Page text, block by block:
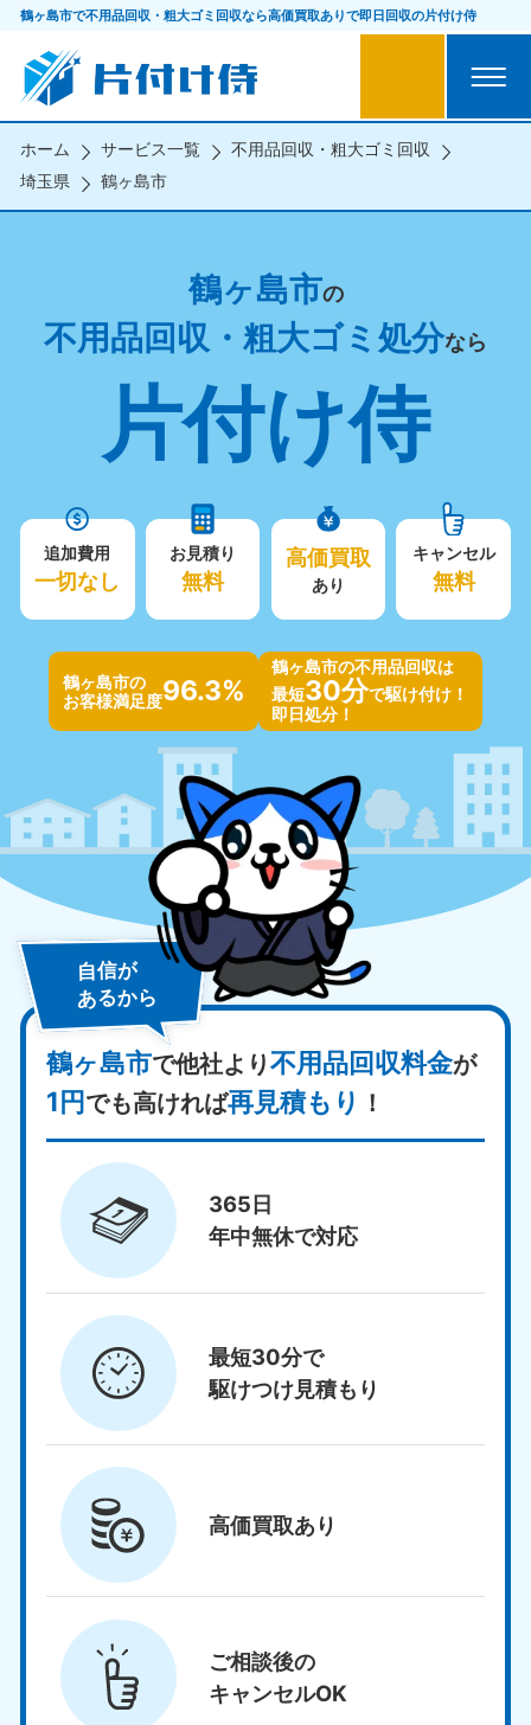
鶴ヶ島市で不用品回収・粗大ゴミ回収なら高価買取ありで即日回収の片付け侍
ホーム サービス一覧
不用品回収・粗大ゴミ回収
埼玉県
鶴ヶ島市
鶴ヶ島市の
不用品回収・粗大ゴミ処分なら
片付け侍
追加費用
一切なし
お見積り
無料
高価買取
あり
キャンセル
無料
鶴ヶ島市の
お客様満足度96.3%
鶴ヶ島市の不用品回収は
最短30分で駆け付け！
即日処分！
自信が
あるから
鶴ヶ島市で他社より不用品回収料金が
1円でも高ければ再見積もり ！
365日
年中無休で対応
最短30分で
駆けつけ見積もり
高価買取あり
ご相談後の
キャンセルOK